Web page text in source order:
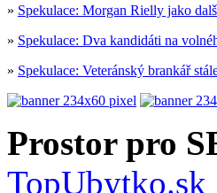
» Spekulace: Morgan Rielly jako
» Spekulace: Dva kandidáti na
» Spekulace: Veteránský brankář
Prostor pro
TopUbytko.sk